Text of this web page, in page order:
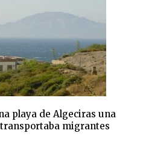
playa de Algeciras una
migrantes